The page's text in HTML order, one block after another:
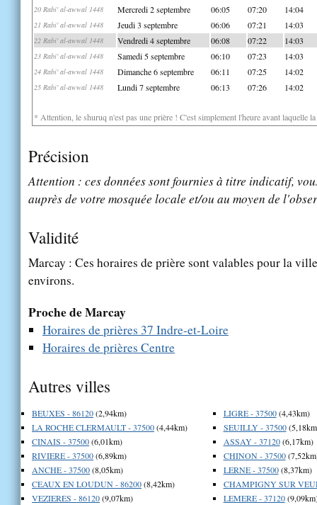
20 Rabi' al-awwal 1448 Mercredi 2 septembre 06:05 07:20 14:04
21 Rabi' al-awwal 1448 Jeudi 3 septembre 06:06 07:21 14:03
22 Rabi' al-awwal 1448 Vendredi 4 septembre 06:08 07:22 14:03
23 Rabi' al-awwal 1448 Samedi 5 septembre 06:10 07:23 14:03
24 Rabi' al-awwal 1448 Dimanche 6 septembre 06:11 07:25 14:02
25 Rabi' al-awwal 1448 Lundi 7 septembre 06:13 07:26 14:02
* Attention, le shuruq n'est pas une prière ! C'est simplement l'heure avant laquelle
Précision
Attention : ces données sont fournies à titre indicatif,
auprès de votre mosquée locale et/ou au moyen de
Validité
Marcay : Ces horaires de prière sont valables pour la
environs.
Proche de Marcay
Horaires de prières 37 Indre-et-Loire
Horaires de prières Centre
Autres villes
BEUXES - 86120(2,94km)
LA ROCHE CLERMAULT - 37500(4,44km)
CINAIS - 37500(6,01km)
RIVIERE - 37500(6,89km)
ANCHE - 37500(8,05km)
CEAUX EN LOUDUN - 86200(8,42km)
VEZIERES - 86120(9,07km)
LIGRE - 37500(4,43km)
SEUILLY - 37500
ASSAY - 37120(6,17km)
CHINON - 37500
LERNE - 37500(8,37km)
CHAMPIGNY SUR
LEMERE - 37120